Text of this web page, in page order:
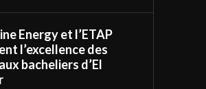
Energy et l’ETAP
l’excellence des
bacheliers d’El